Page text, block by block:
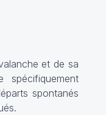
et de sa
spécifiquement
spontanés